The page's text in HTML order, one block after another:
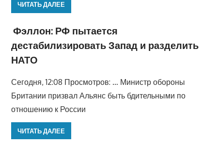
ЧИТАТЬ ДАЛЕЕ
Фэллон: РФ пытается
дестабилизировать Запад и разделить
НАТО
Сегодня, 12:08 Просмотров: … Министр обороны
Британии призвал Альянс быть бдительными по
отношению к России
ЧИТАТЬ ДАЛЕЕ